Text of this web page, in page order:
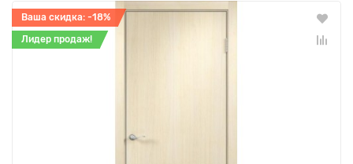
Ваша скидка: -18%
Лидер продаж!